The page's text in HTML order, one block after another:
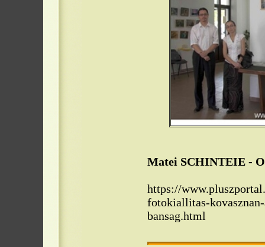
Matei SCHINTEIE -
https://
fotokiallitas-
bansag.html